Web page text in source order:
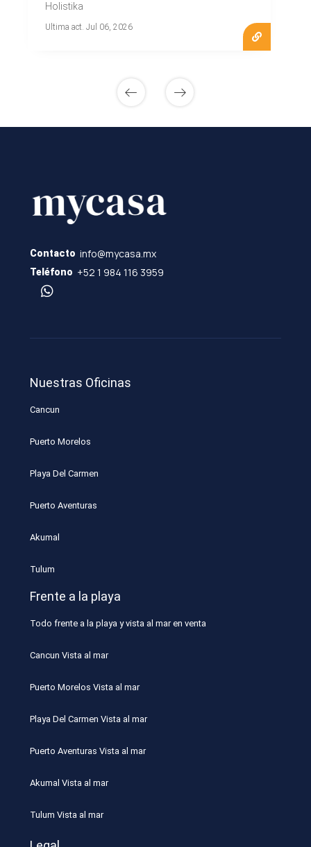
Holistika
Ultima act. Jul 06, 2026
Contacto info@mycasa.mx
Teléfono +52 1 984 116 3959
Nuestras Oficinas
Cancun
Puerto Morelos
Playa Del Carmen
Puerto Aventuras
Akumal
Tulum
Frente a la playa
Todo frente a la playa y vista al mar en venta
Cancun Vista al mar
Puerto Morelos Vista al mar
Playa Del Carmen Vista al mar
Puerto Aventuras Vista al mar
Akumal Vista al mar
Tulum Vista al mar